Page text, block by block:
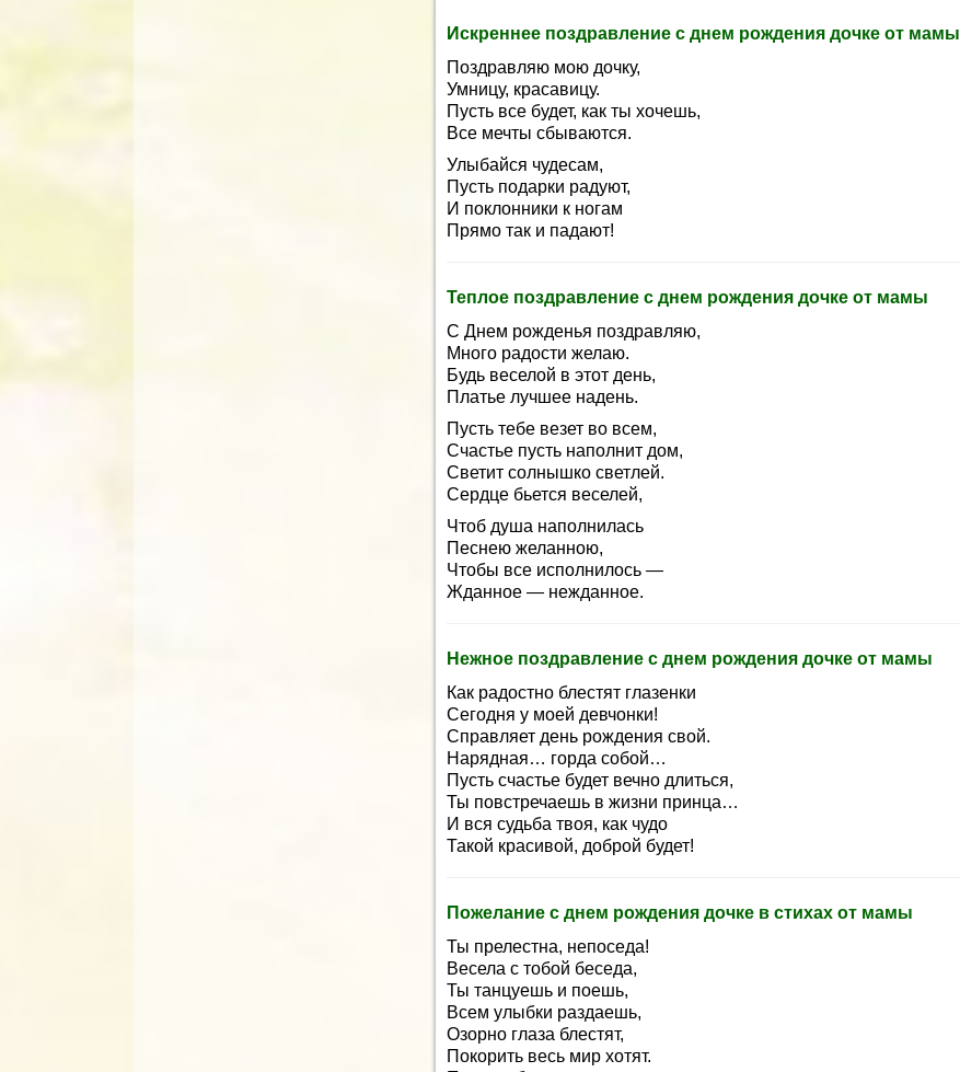
Искреннее поздравление с днем рождения дочке от мамы
Поздравляю мою дочку,
Умницу, красавицу.
Пусть все будет, как ты хочешь,
Все мечты сбываются.
Улыбайся чудесам,
Пусть подарки радуют,
И поклонники к ногам
Прямо так и падают!
Теплое поздравление с днем рождения дочке от мамы
С Днем рожденья поздравляю,
Много радости желаю.
Будь веселой в этот день,
Платье лучшее надень.
Пусть тебе везет во всем,
Счастье пусть наполнит дом,
Светит солнышко светлей.
Сердце бьется веселей,
Чтоб душа наполнилась
Песнею желанною,
Чтобы все исполнилось —
Жданное — нежданное.
Нежное поздравление с днем рождения дочке от мамы
Как радостно блестят глазенки
Сегодня у моей девчонки!
Справляет день рождения свой.
Нарядная… горда собой…
Пусть счастье будет вечно длиться,
Ты повстречаешь в жизни принца…
И вся судьба твоя, как чудо
Такой красивой, доброй будет!
Пожелание с днем рождения дочке в стихах от мамы
Ты прелестна, непоседа!
Весела с тобой беседа,
Ты танцуешь и поешь,
Всем улыбки раздаешь,
Озорно глаза блестят,
Покорить весь мир хотят.